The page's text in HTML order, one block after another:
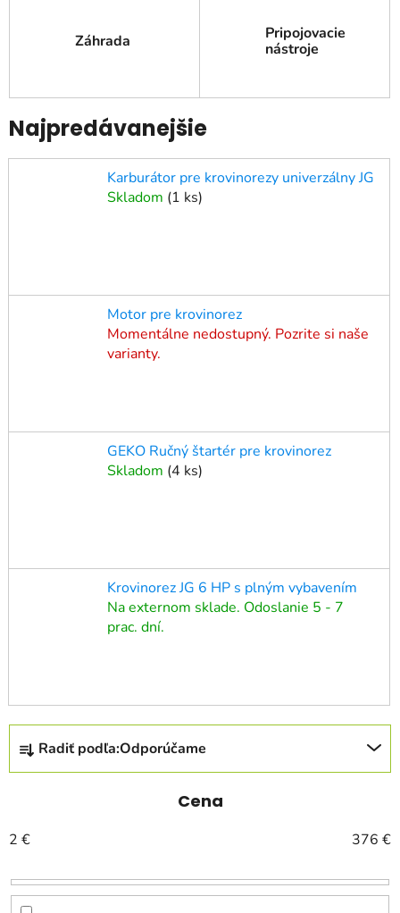
Záhrada
Pripojovacie
nástroje
Najpredávanejšie
Karburátor pre krovinorezy univerzálny JG
Skladom (1 ks)
Motor pre krovinorez
Momentálne nedostupný. Pozrite si naše
varianty.
GEKO Ručný štartér pre krovinorez
Skladom (4 ks)
Krovinorez JG 6 HP s plným vybavením
Na externom sklade. Odoslanie 5 - 7
prac. dní.
R
a
d
n
i
e
p
Radiť podľa:Odporúčame
Cena
2 € 376 €